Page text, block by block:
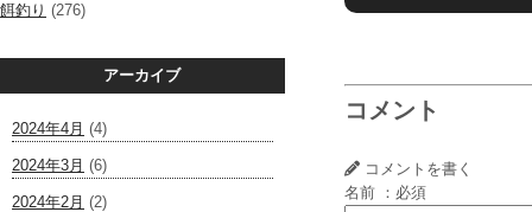
餌釣り (276)
アーカイブ
2024年4月 (4)
2024年3月 (6)
2024年2月 (2)
コメント
コメントを書く
名前 ：必須